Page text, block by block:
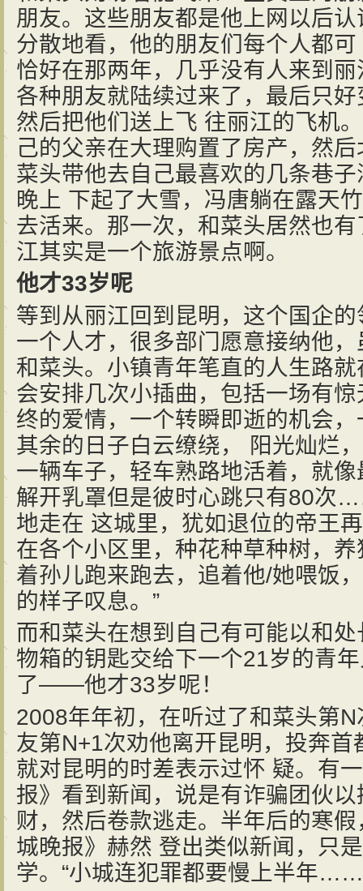
朋友。这些朋友都是他上网以后
分散地看，他的朋友们每个人都
恰好在那两年，几乎没有人来到
各种朋友就陆续过来了，最后只
然后把他们送上飞 往丽江的飞机
己的父亲在大理购置了房产，然
菜头带他去自己最喜欢的几条巷
晚上 下起了大雪，冯唐躺在露天
去活来。那一次，和菜头居然也
江其实是一个旅游景点啊。
他才33岁呢
等到从丽江回到昆明，这个国企
一个人才，很多部门愿意接纳他
和菜头。小镇青年笔直的人生路
会安排几次小插曲，包括一场有
终的爱情，一个转瞬即逝的机会
其余的日子白云缭绕， 阳光灿烂
一辆车子，轻车熟路地活着，就
解开乳罩但是彼时心跳只有80次
地走在 这城里，犹如退位的帝王
在各个小区里，种花种草种树，
着孙儿跑来跑去，追着他/她喂饭
的样子叹息。”
而和菜头在想到自己有可能以和
物箱的钥匙交给下一个21岁的青
了——他才33岁呢！
2008年年初，在听过了和菜头第
友第N+1次劝他离开昆明，投奔
就对昆明的时差表示过怀 疑。有
报》看到新闻，说是有诈骗团伙
财，然后卷款逃走。半年后的寒
城晚报》赫然 登出类似新闻，只
学。“小城连犯罪都要慢上半年